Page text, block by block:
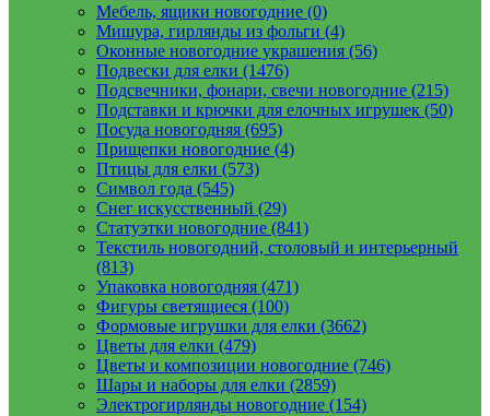
Мебель, ящики новогодние (0)
Мишура, гирлянды из фольги (4)
Оконные новогодние украшения (56)
Подвески для елки (1476)
Подсвечники, фонари, свечи новогодние (215)
Подставки и крючки для елочных игрушек (50)
Посуда новогодняя (695)
Прищепки новогодние (4)
Птицы для елки (573)
Символ года (545)
Снег искусственный (29)
Статуэтки новогодние (841)
Текстиль новогодний, столовый и интерьерный
(813)
Упаковка новогодняя (471)
Фигуры светящиеся (100)
Формовые игрушки для елки (3662)
Цветы для елки (479)
Цветы и композиции новогодние (746)
Шары и наборы для елки (2859)
Электрогирлянды новогодние (154)